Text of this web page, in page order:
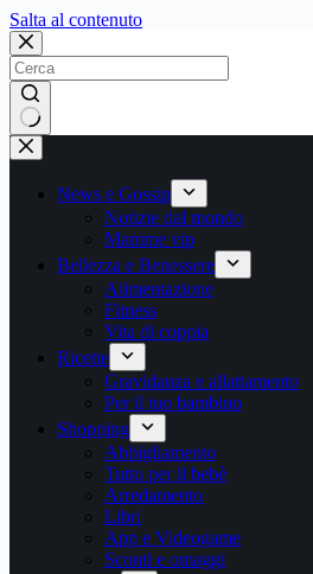
Salta al contenutoSalta
contenuto
Nessun
risultato
News e Gossip
Notizie dal mondo
Mamme vip
Bellezza e Benessere
Alimentazione
Fitness
Vita di coppia
Ricette
Gravidanza e allattamento
Per il tuo bambino
Shopping
Abbigliamento
Tutto per il bebè
Arredamento
Libri
App e Videogame
Sconti e omaggi